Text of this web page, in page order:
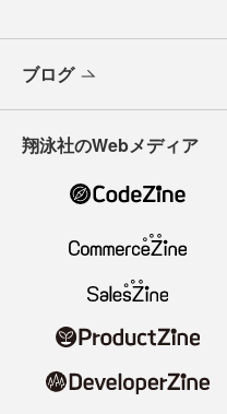
ブログ
翔泳社のWebメディア